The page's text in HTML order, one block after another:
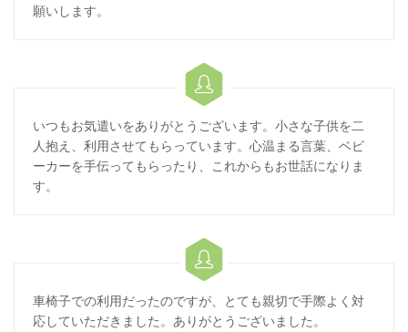
願いします。

いつもお気遣いをありがとうございます。小さな子供を二
人抱え、利用させてもらっています。心温まる言葉、ベビ
ーカーを手伝ってもらったり、これからもお世話になりま
す。

車椅子での利用だったのですが、とても親切で手際よく対
応していただきました。ありがとうございました。